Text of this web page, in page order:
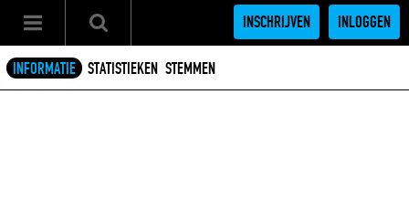
INSCHRIJVEN INLOGGEN
INFORMATIE STATISTIEKEN STEMMEN